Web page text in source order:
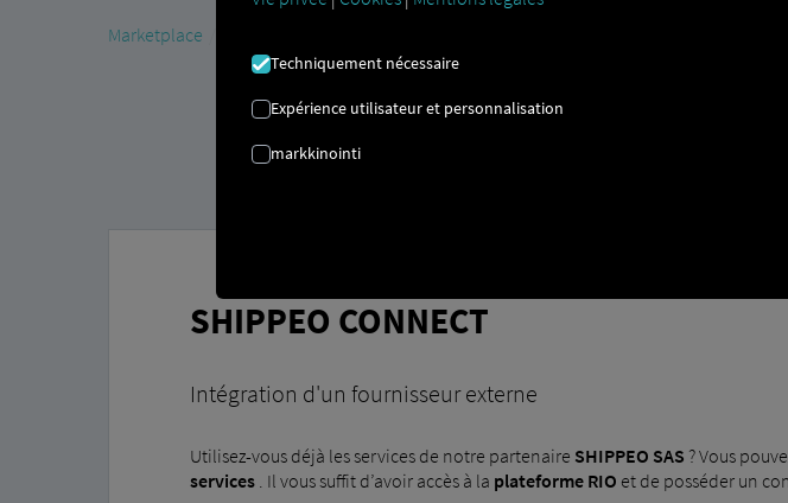
Marketplace
SHIPPEO CONNECT
Intégration d'un fournisseur externe
Utilisez-vous déjà les services de notre partenaire SHIPPEO SAS ? Vous
services. Il vous suffit d’avoir accès à la plateforme RIO et de posséder un
Techniquement nécessaire
Expérience utilisateur et personnalisation
markkinointi